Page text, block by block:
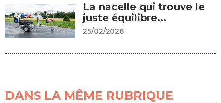
La nacelle qui trouve le
juste équilibre...
25/02/2026
DANS LA MÊME RUBRIQUE